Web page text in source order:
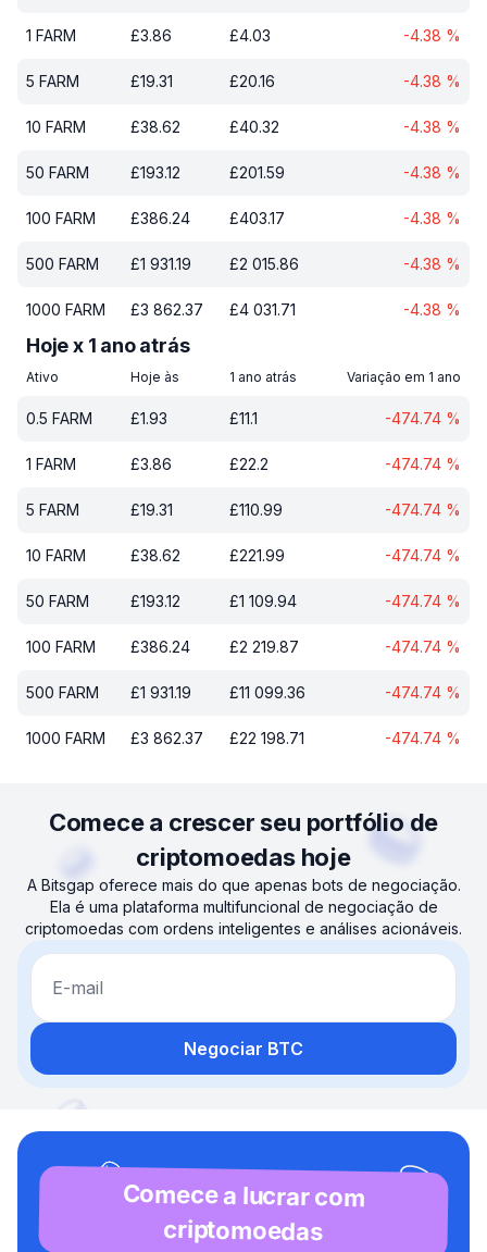
1 FARM £3.86 £4.03 -4.38 %
5 FARM £19.31 £20.16 -4.38 %
10 FARM £38.62 £40.32 -4.38 %
50 FARM £193.12 £201.59 -4.38 %
100 FARM £386.24 £403.17 -4.38 %
500 FARM £1 931.19 £2 015.86 -4.38 %
1000 FARM £3 862.37 £4 031.71 -4.38 %
Hoje x 1 ano atrás
Ativo Hoje às 1 ano atrás Variação em 1 ano
0.5 FARM £1.93 £11.1 -474.74 %
1 FARM £3.86 £22.2 -474.74 %
5 FARM £19.31 £110.99 -474.74 %
10 FARM £38.62 £221.99 -474.74 %
50 FARM £193.12 £1 109.94 -474.74 %
100 FARM £386.24 £2 219.87 -474.74 %
500 FARM £1 931.19 £11 099.36 -474.74 %
1000 FARM £3 862.37 £22 198.71 -474.74 %
Comece a crescer seu portfólio de
criptomoedas hoje
A Bitsgap oferece mais do que apenas bots de negociação.
Ela é uma plataforma multifuncional de negociação de
criptomoedas com ordens inteligentes e análises acionáveis.
E-mail
Negociar BTC
Comece a lucrar com
criptomoedas